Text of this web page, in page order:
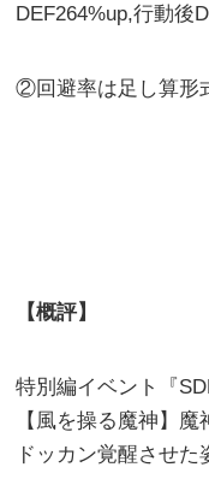
DEF264%up,行動後
②回避率は足し算形
【概評】
特別編イベント『
【風を操る魔神】
ドッカン覚醒させた